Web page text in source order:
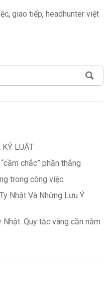
, giao tiếp, headhunter việt
KỶ LUẬT
chắc” phần thắng
trong công việc
Nhật Và Những Lưu Ý
Quy tắc vàng cần nắm